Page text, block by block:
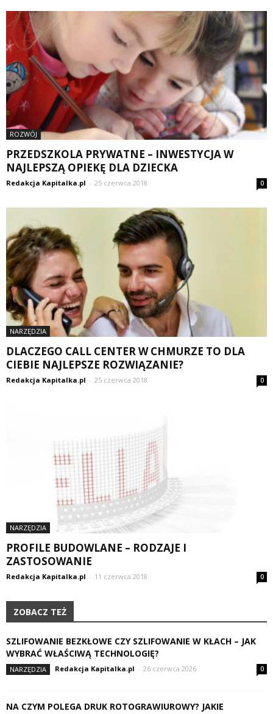
ROZWÓJ
PRZEDSZKOLA PRYWATNE – INWESTYCJA W
NAJLEPSZĄ OPIEKĘ DLA DZIECKA
Redakcja Kapitalka.pl - 25 czerwca 2018 0
NARZĘDZIA
DLACZEGO CALL CENTER W CHMURZE TO DLA
CIEBIE NAJLEPSZE ROZWIĄZANIE?
Redakcja Kapitalka.pl - 25 czerwca 2018 0
NARZĘDZIA
PROFILE BUDOWLANE – RODZAJE I
ZASTOSOWANIE
Redakcja Kapitalka.pl - 11 czerwca 2018 0
ZOBACZ TEŻ
SZLIFOWANIE BEZKŁOWE CZY SZLIFOWANIE W KŁACH – JAK
WYBRAĆ WŁAŚCIWĄ TECHNOLOGIĘ?
NARZĘDZIA Redakcja Kapitalka.pl - 26 czerwca 2026 0
NA CZYM POLEGA DRUK ROTOGRAWIUROWY? JAKIE